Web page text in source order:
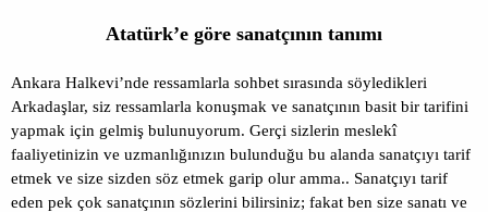
Atatürk’e göre sanatçının tanımı
Ankara Halkevi’nde ressamlarla sohbet sırasında söyledikleri
Arkadaşlar, siz ressamlarla konuşmak ve sanatçının basit bir tarifini
yapmak için gelmiş bulunuyorum. Gerçi sizlerin meslekî
faaliyetinizin ve uzmanlığınızın bulunduğu bu alanda sanatçıyı tarif
etmek ve size sizden söz etmek garip olur amma.. Sanatçıyı tarif
eden pek çok sanatçının sözlerini bilirsiniz; fakat ben size sanatı ve